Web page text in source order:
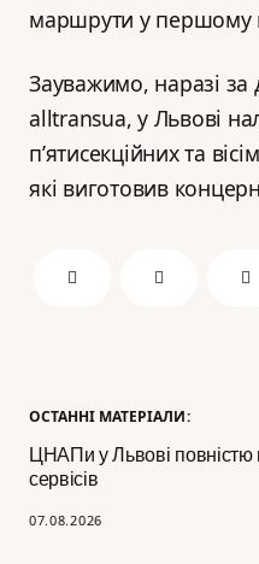
ОСТАННІ МАТЕРІАЛИ:
ЦНАПи у Львові повністю
сервісів
07.08.2026
маршрути у першому
Зауважимо, наразі за
alltransua, у Львові
п’ятисекційних та
які виготовив